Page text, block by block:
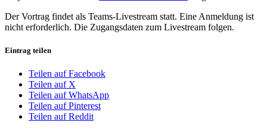
Der Vortrag findet als Teams-Livestream statt. Eine Anmeldung ist
nicht erforderlich. Die Zugangsdaten zum Livestream folgen.
Eintrag teilen
Teilen auf Facebook
Teilen auf X
Teilen auf WhatsApp
Teilen auf Pinterest
Teilen auf Reddit